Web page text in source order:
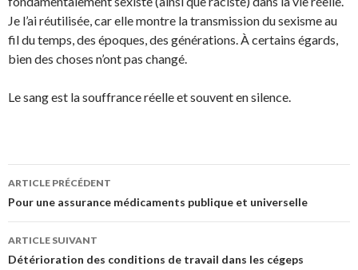
Je l’ai réutilisée, car elle montre la transmission du sexisme au
fil du temps, des époques, des générations. À certains égards,
bien des choses n’ont pas changé.
Le sang est la souffrance réelle et souvent en silence.
Navigation
de
l'article
ARTICLE PRÉCÉDENT
Pour une assurance médicaments publique et universelle
ARTICLE SUIVANT
Détérioration des conditions de travail dans les cégeps